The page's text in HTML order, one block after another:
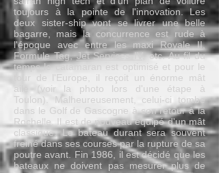
toujours à la pointe de l'innovation. Les
deux sister-ship vont se livrer une belle
bagarre, mais la concurrence est rude à
l'époque avec entre les maxiRoyale II,
Formule Tag,Jet Services IV, etc. Au fil du
temps le catamaran est optimisé et pour le
tour de l'Europe, il reçoit un énorme mât
aile (voir la photo lors d'une étape à
Toulon). Malheureusement, celui-ci tombe
dans le Golf de Gascogne à son retour à la
Rochelle. Il est de nouveau équipé d'un mât
classique. Le bateau durant sera souvent
freiné dans ses courses par la rupture de sa
poutre avant. Fin 1986, il est décidé que les
bateaux ne doivent pas mesurer plus de